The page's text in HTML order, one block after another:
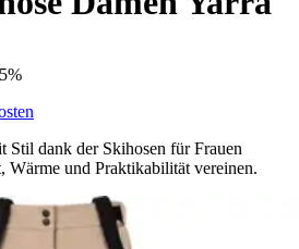
Stil dank der Skihosen für Frauen
Wärme und Praktikabilität vereinen.